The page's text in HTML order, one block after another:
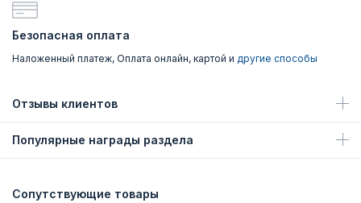
Безопасная оплата
Наложенный платеж, Оплата онлайн, картой и другие способы
Отзывы клиентов
Популярные награды раздела
Сопутствующие товары